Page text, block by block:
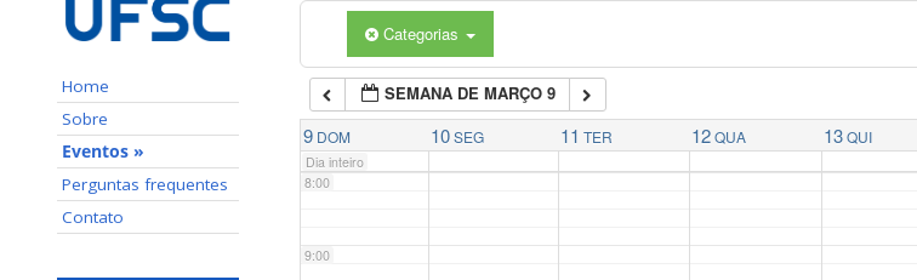
Home
Sobre
Eventos »
Perguntas frequentes
Contato
Categorias
SEMANA DE MARÇO 9
9 DOM 10 SEG 11 TER 12 QUA 13 QUI
Dia inteiro
7:00
8:00
9:00